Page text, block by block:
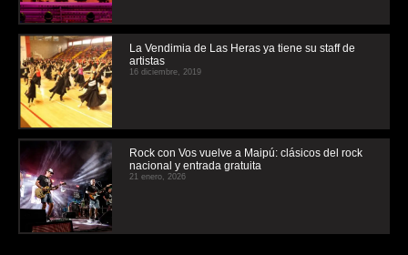
La Vendimia de Las Heras ya tiene su staff de
artistas
16 diciembre, 2019
Rock con Vos vuelve a Maipú: clásicos del rock
nacional y entrada gratuita
21 enero, 2026